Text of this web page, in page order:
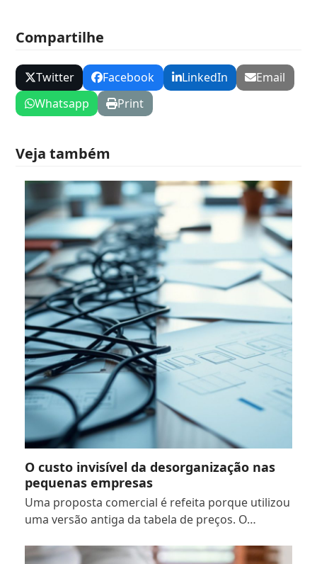
Compartilhe
Twitter Facebook LinkedIn
Email
Whatsapp
Print
Veja também
O custo invisível da desorganização nas
pequenas empresas
Uma proposta comercial é refeita porque utilizou
uma versão antiga da tabela de preços. O…